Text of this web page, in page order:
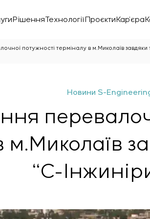
РішенняТехнологіїПроєктиКар’єра
лабораторії
потужності терміналу в м.Миколаїв завдяки
Новини S-
м.Миколаїв
“С-